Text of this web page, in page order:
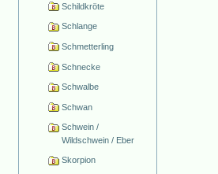
Schildkröte
Schlange
Schmetterling
Schnecke
Schwalbe
Schwan
Schwein /
Wildschwein / Eber
Skorpion